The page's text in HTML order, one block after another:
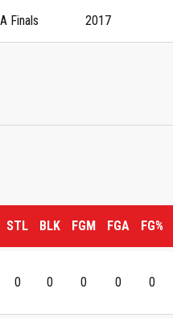
Finals 2017
STL BLK FGM FGA FG%
0 0 0 0 0